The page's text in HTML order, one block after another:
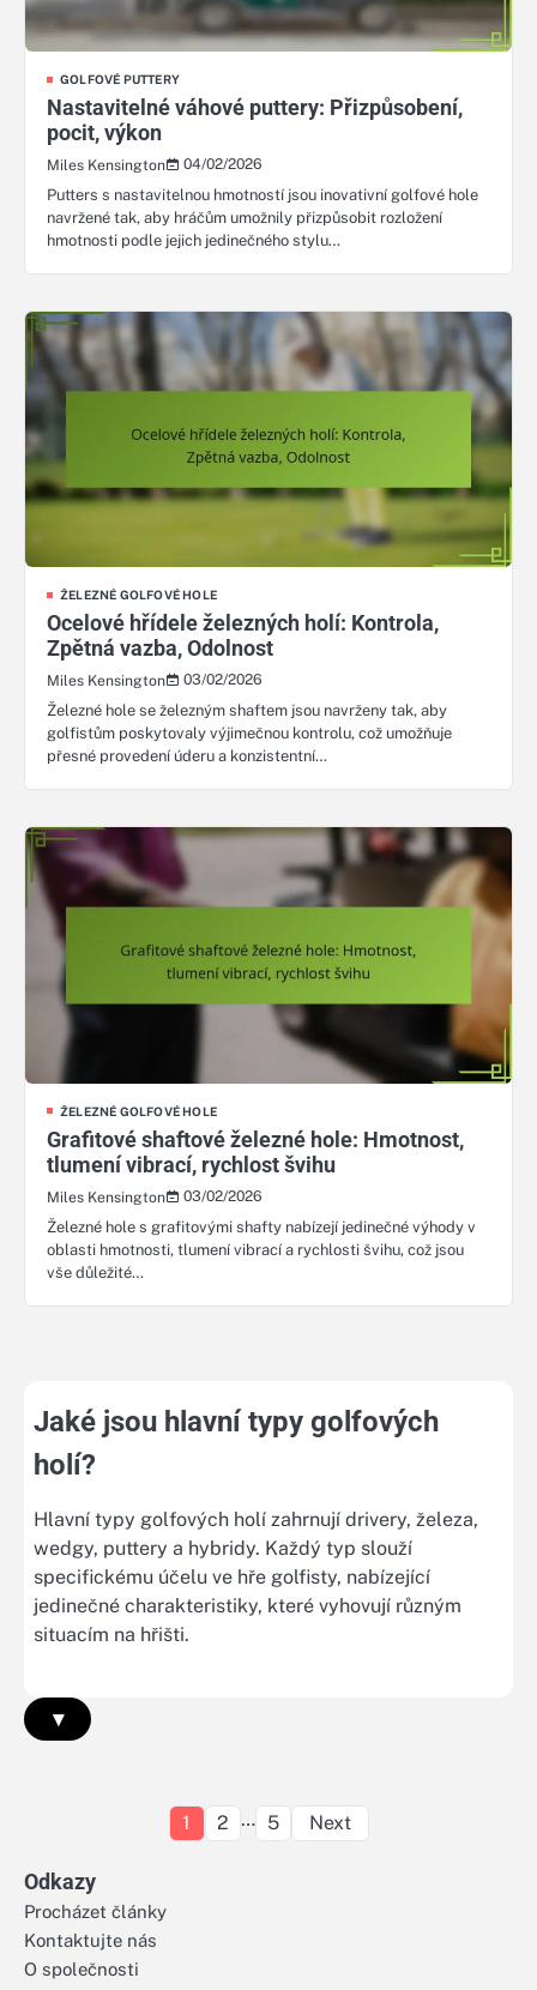
GOLFOVÉ PUTTERY
Nastavitelné váhové puttery: Přizpůsobení,
pocit, výkon
Miles Kensington
04/02/2026
Putters s nastavitelnou hmotností jsou inovativní golfové hole
navržené tak, aby hráčům umožnily přizpůsobit rozložení
hmotnosti podle jejich jedinečného stylu…
ŽELEZNÉ GOLFOVÉ HOLE
Ocelové hřídele železných holí: Kontrola,
Zpětná vazba, Odolnost
Miles Kensington
03/02/2026
Železné hole se železným shaftem jsou navrženy tak, aby
golfistům poskytovaly výjimečnou kontrolu, což umožňuje
přesné provedení úderu a konzistentní…
ŽELEZNÉ GOLFOVÉ HOLE
Grafitové shaftové železné hole: Hmotnost,
tlumení vibrací, rychlost švihu
Miles Kensington
03/02/2026
Železné hole s grafitovými shafty nabízejí jedinečné výhody v
oblasti hmotnosti, tlumení vibrací a rychlosti švihu, což jsou
vše důležité…
Jaké jsou hlavní typy golfových
holí?
Hlavní typy golfových holí zahrnují drivery, železa,
wedgy, puttery a hybridy. Každý typ slouží
specifickému účelu ve hře golfisty, nabízející
jedinečné charakteristiky, které vyhovují různým
situacím na hřišti.
▾
Posts
1 2 … 5 Next
Odkazy
Procházet články
Kontaktujte nás
O společnosti